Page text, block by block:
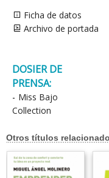
Ficha de datos
Archivo de portada
DOSIER DE
PRENSA:
- Miss Bajo
Collection
Otros títulos